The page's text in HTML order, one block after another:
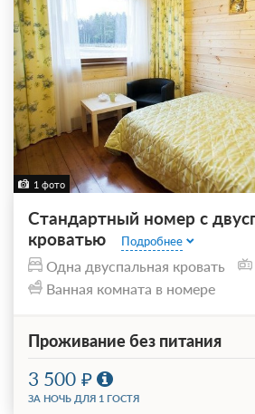
1 фото
Стандартный номер с
кроватью
Подробнее
Одна двуспальная кровать
Ванная комната в номере
Проживание без питания
3 500
ЗА НОЧЬ ДЛЯ 1 ГОСТЯ